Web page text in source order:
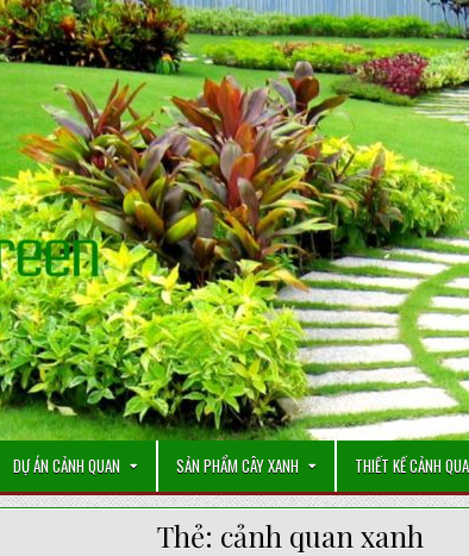
DỰ ÁN CẢNH QUAN SẢN PHẨM CÂY XANH THIẾT KẾ CẢNH
Thẻ: cảnh quan xanh